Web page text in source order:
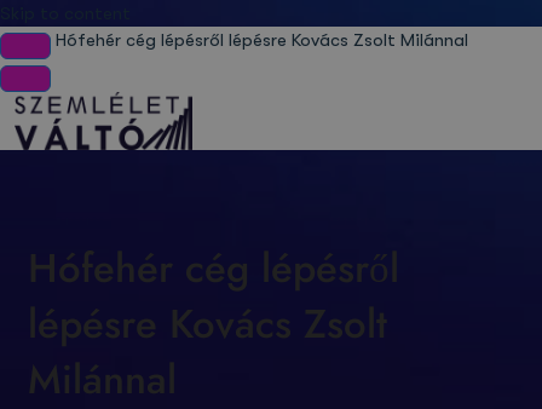
Hófehér cég lépésről lépésre Kovács Zsolt Milánnal
lépésre Kovács Zsolt
Milánnal